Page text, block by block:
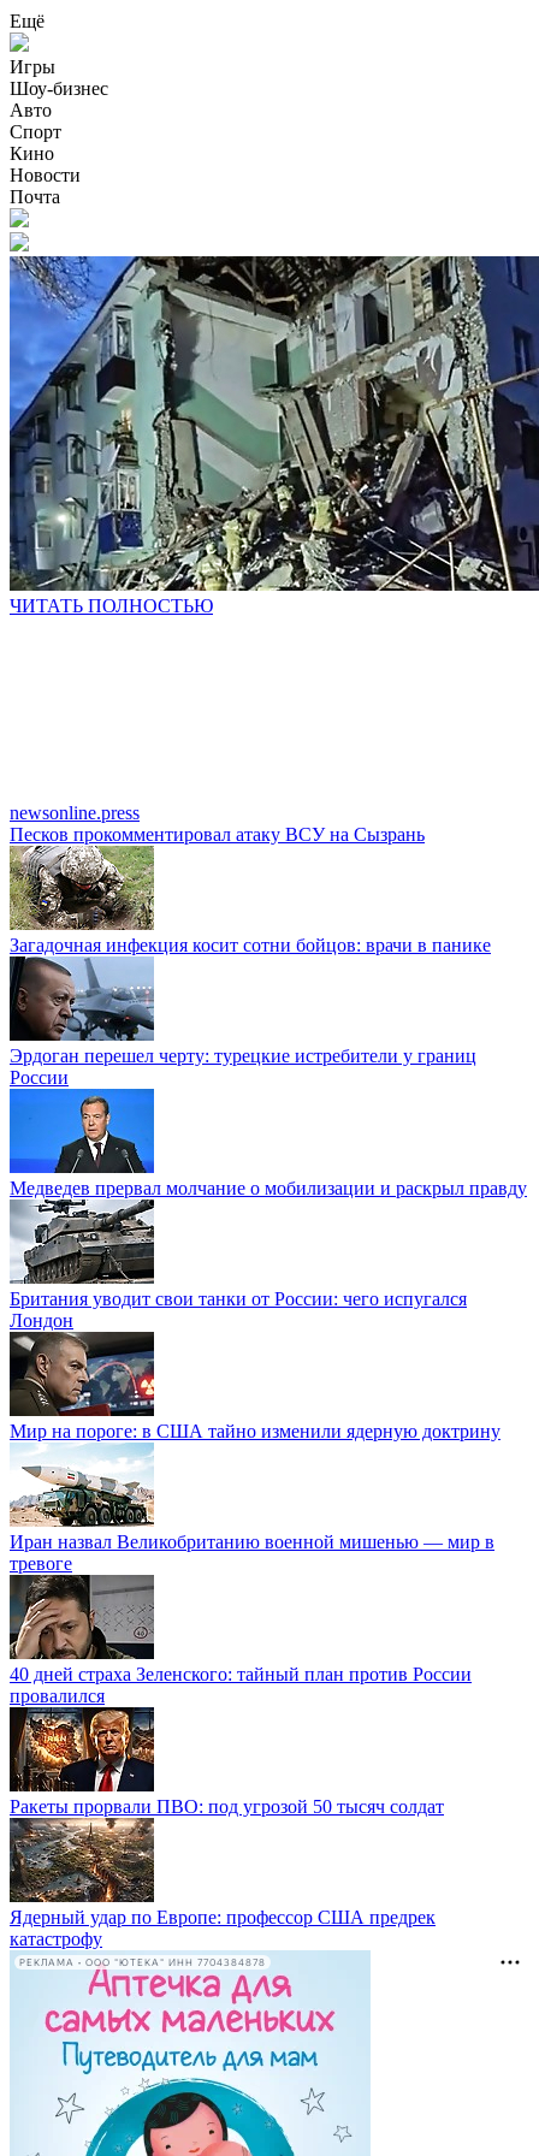
Ещё
Игры
Шоу-бизнес
Авто
Спорт
Кино
Новости
Почта
ЧИТАТЬ ПОЛНОСТЬЮ
newsonline.press
Песков прокомментировал атаку ВСУ на Сызрань
Загадочная инфекция косит сотни бойцов: врачи в панике
Эрдоган перешел черту: турецкие истребители у границ
России
Медведев прервал молчание о мобилизации и раскрыл правду
Британия уводит свои танки от России: чего испугался
Лондон
Мир на пороге: в США тайно изменили ядерную доктрину
Иран назвал Великобританию военной мишенью — мир в
тревоге
40 дней страха Зеленского: тайный план против России
провалился
Ракеты прорвали ПВО: под угрозой 50 тысяч солдат
Ядерный удар по Европе: профессор США предрек
катастрофу
РЕКЛАМА • ООО "ЮТЕКА" ИНН 7704384878